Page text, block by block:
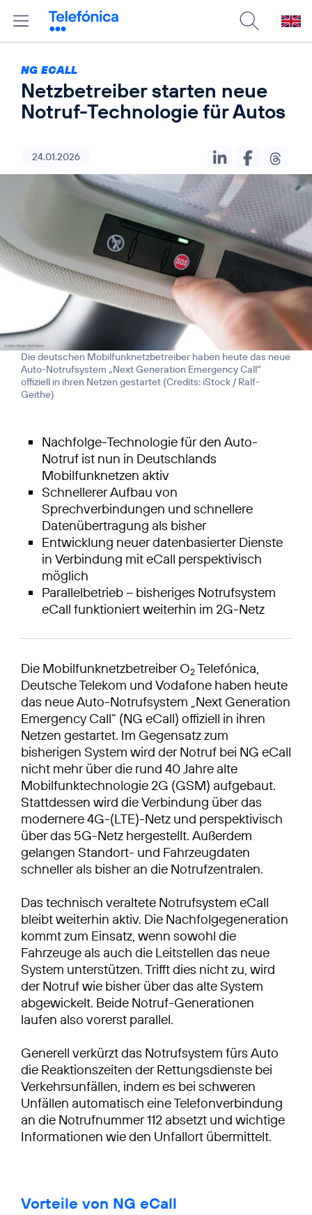
NG ECALL
Netzbetreiber starten neue
Notruf-Technologie für Autos
24.01.2026
Die deutschen Mobilfunknetzbetreiber haben heute das neue
Auto-Notrufsystem „Next Generation Emergency Call“
offiziell in ihren Netzen gestartet (Credits: iStock / Ralf-
Geithe)
Nachfolge-Technologie für den Auto-
Notruf ist nun in Deutschlands
Mobilfunknetzen aktiv
Schnellerer Aufbau von
Sprechverbindungen und schnellere
Datenübertragung als bisher
Entwicklung neuer datenbasierter Dienste
in Verbindung mit eCall perspektivisch
möglich
Parallelbetrieb – bisheriges Notrufsystem
eCall funktioniert weiterhin im 2G-Netz
Die Mobilfunknetzbetreiber O2Telefónica,
Deutsche Telekom und Vodafone haben heute
das neue Auto-Notrufsystem „Next Generation
Emergency Call“ (NG eCall) offiziell in ihren
Netzen gestartet. Im Gegensatz zum
bisherigen System wird der Notruf bei NG eCall
nicht mehr über die rund 40 Jahre alte
Mobilfunktechnologie 2G (GSM) aufgebaut.
Stattdessen wird die Verbindung über das
modernere 4G-(LTE)-Netz und perspektivisch
über das 5G-Netz hergestellt. Außerdem
gelangen Standort- und Fahrzeugdaten
schneller als bisher an die Notrufzentralen.
Das technisch veraltete Notrufsystem eCall
bleibt weiterhin aktiv. Die Nachfolgegeneration
kommt zum Einsatz, wenn sowohl die
Fahrzeuge als auch die Leitstellen das neue
System unterstützen. Trifft dies nicht zu, wird
der Notruf wie bisher über das alte System
abgewickelt. Beide Notruf-Generationen
laufen also vorerst parallel.
Generell verkürzt das Notrufsystem fürs Auto
die Reaktionszeiten der Rettungsdienste bei
Verkehrsunfällen, indem es bei schweren
Unfällen automatisch eine Telefonverbindung
an die Notrufnummer 112 absetzt und wichtige
Informationen wie den Unfallort übermittelt.
Vorteile von NG eCall